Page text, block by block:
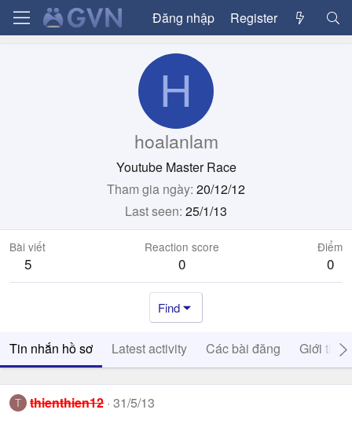
Đăng nhập Register
H
hoalanlam
Youtube Master Race
Tham gia ngày 20/12/12
Last seen 25/1/13
Bài viết
5
Reaction score
0
Điểm
0
Find
Tin nhắn hồ sơ Latest activity Các bài đăng Giới thiệu
T thienthien12 31/5/13